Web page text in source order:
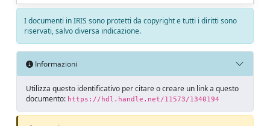
I documenti in IRIS sono protetti da copyright e tutti i diritti sono
riservati, salvo diversa indicazione.
Informazioni
Utilizza questo identificativo per citare o creare un link a questo
documento: https://hdl.handle.net/11573/1340194